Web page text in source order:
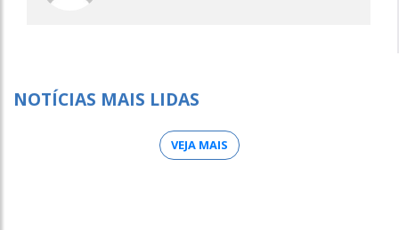
NOTÍCIAS MAIS LIDAS
VEJA MAIS